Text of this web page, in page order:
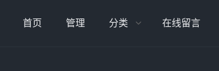
首页 管理 分类 在线留言